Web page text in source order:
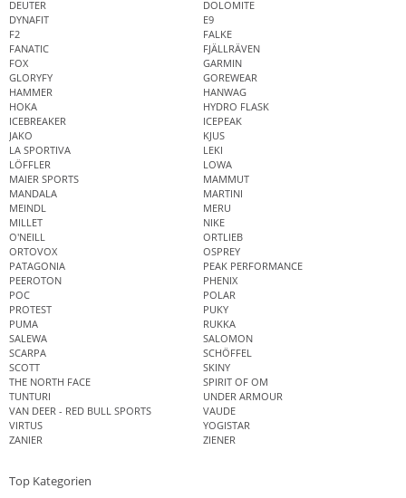
DEUTER
DOLOMITE
DYNAFIT
E9
F2
FALKE
FANATIC
FJÄLLRÄVEN
FOX
GARMIN
GLORYFY
GOREWEAR
HAMMER
HANWAG
HOKA
HYDRO FLASK
ICEBREAKER
ICEPEAK
JAKO
KJUS
LA SPORTIVA
LEKI
LÖFFLER
LOWA
MAIER SPORTS
MAMMUT
MANDALA
MARTINI
MEINDL
MERU
MILLET
NIKE
O'NEILL
ORTLIEB
ORTOVOX
OSPREY
PATAGONIA
PEAK PERFORMANCE
PEEROTON
PHENIX
POC
POLAR
PROTEST
PUKY
PUMA
RUKKA
SALEWA
SALOMON
SCARPA
SCHÖFFEL
SCOTT
SKINY
THE NORTH FACE
SPIRIT OF OM
TUNTURI
UNDER ARMOUR
VAN DEER - RED BULL SPORTS
VAUDE
VIRTUS
YOGISTAR
ZANIER
ZIENER
Top Kategorien